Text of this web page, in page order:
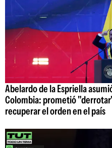
Abelardo de la Espriella
Colombia: prometió
recuperar el orden en el país